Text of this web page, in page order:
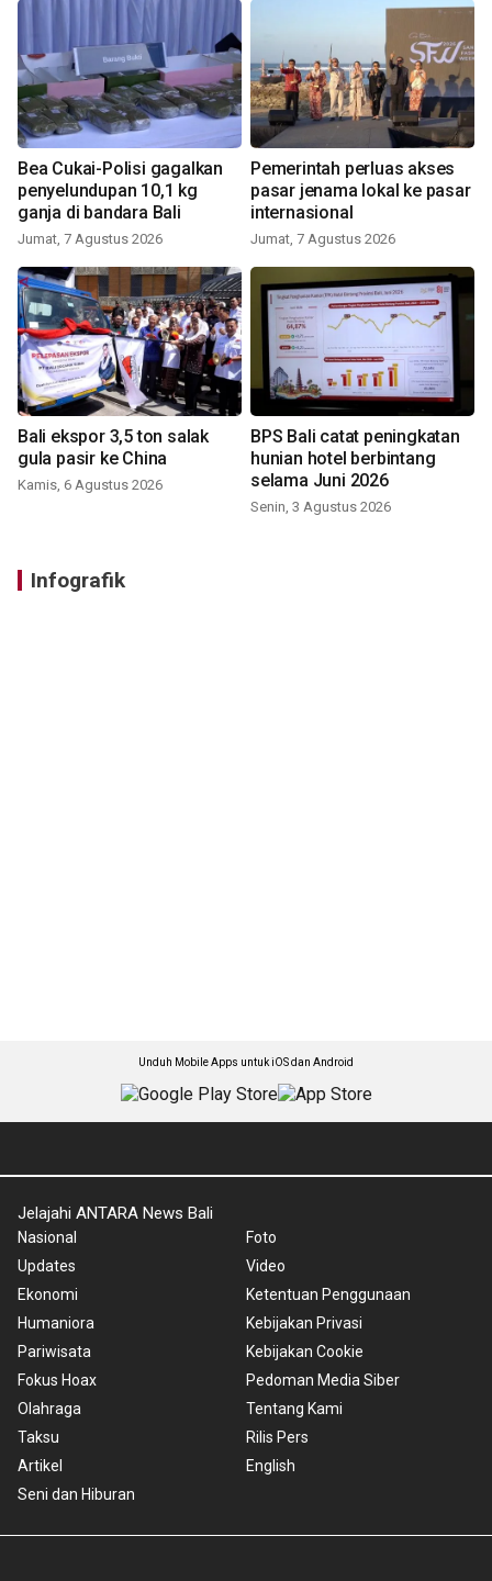
Bea Cukai-Polisi gagalkan
penyelundupan 10,1 kg
ganja di bandara Bali
Jumat, 7 Agustus 2026
Pemerintah perluas akses
pasar jenama lokal ke pasar
internasional
Jumat, 7 Agustus 2026
Bali ekspor 3,5 ton salak
gula pasir ke China
Kamis, 6 Agustus 2026
BPS Bali catat peningkatan
hunian hotel berbintang
selama Juni 2026
Senin, 3 Agustus 2026
Infografik
Unduh Mobile Apps untuk iOS dan Android
Jelajahi ANTARA News Bali
Nasional
Updates
Ekonomi
Humaniora
Pariwisata
Fokus Hoax
Olahraga
Taksu
Artikel
Seni dan Hiburan
Foto
Video
Ketentuan Penggunaan
Kebijakan Privasi
Kebijakan Cookie
Pedoman Media Siber
Tentang Kami
Rilis Pers
English